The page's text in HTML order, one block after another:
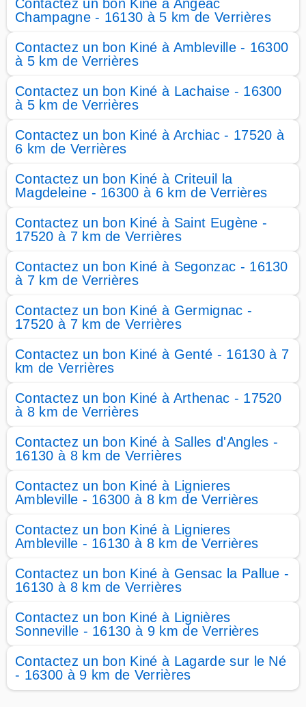
Contactez un bon Kiné à Angeac
Champagne - 16130 à 5 km de Verrières
Contactez un bon Kiné à Ambleville - 16300
à 5 km de Verrières
Contactez un bon Kiné à Lachaise - 16300
à 5 km de Verrières
Contactez un bon Kiné à Archiac - 17520 à
6 km de Verrières
Contactez un bon Kiné à Criteuil la
Magdeleine - 16300 à 6 km de Verrières
Contactez un bon Kiné à Saint Eugène -
17520 à 7 km de Verrières
Contactez un bon Kiné à Segonzac - 16130
à 7 km de Verrières
Contactez un bon Kiné à Germignac -
17520 à 7 km de Verrières
Contactez un bon Kiné à Genté - 16130 à 7
km de Verrières
Contactez un bon Kiné à Arthenac - 17520
à 8 km de Verrières
Contactez un bon Kiné à Salles d'Angles -
16130 à 8 km de Verrières
Contactez un bon Kiné à Lignieres
Ambleville - 16300 à 8 km de Verrières
Contactez un bon Kiné à Lignieres
Ambleville - 16130 à 8 km de Verrières
Contactez un bon Kiné à Gensac la Pallue -
16130 à 8 km de Verrières
Contactez un bon Kiné à Lignières
Sonneville - 16130 à 9 km de Verrières
Contactez un bon Kiné à Lagarde sur le Né
- 16300 à 9 km de Verrières